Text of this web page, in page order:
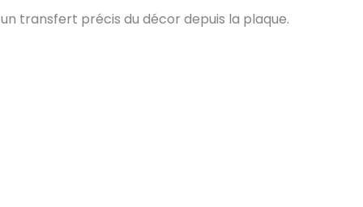
transfert précis du décor depuis la plaque.